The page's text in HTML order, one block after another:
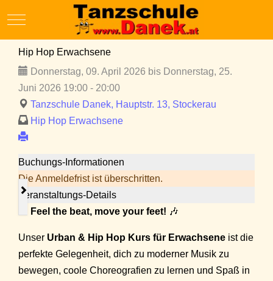
Mobile Menu Toggle
Hip Hop Erwachsene
Donnerstag, 09. April 2026 bis Donnerstag, 25.
Juni 2026 19:00 - 20:00
Tanzschule Danek, Hauptstr. 13, Stockerau
Hip Hop Erwachsene
Buchungs-Informationen
Die Anmeldefrist ist überschritten.
Veranstaltungs-Details
Feel the beat, move your feet! 🎶
Unser Urban & Hip Hop Kurs für Erwachsene ist die
perfekte Gelegenheit, dich zu moderner Musik zu
bewegen, coole Choreografien zu lernen und Spaß in